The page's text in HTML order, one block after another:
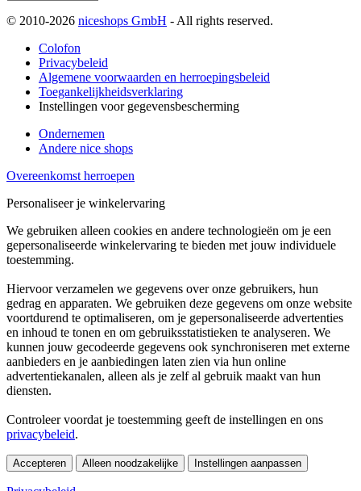
© 2010-2026 niceshops GmbH - All rights reserved.
Colofon
Privacybeleid
Algemene voorwaarden en herroepingsbeleid
Toegankelijkheidsverklaring
Instellingen voor gegevensbescherming
Ondernemen
Andere nice shops
Overeenkomst herroepen
Personaliseer je winkelervaring
We gebruiken alleen cookies en andere technologieën om je een
gepersonaliseerde winkelervaring te bieden met jouw individuele
toestemming.
Hiervoor verzamelen we gegevens over onze gebruikers, hun
gedrag en apparaten. We gebruiken deze gegevens om onze website
voortdurend te optimaliseren, om je gepersonaliseerde advertenties
en inhoud te tonen en om gebruiksstatistieken te analyseren. We
kunnen jouw gecodeerde gegevens ook synchroniseren met externe
aanbieders en je aanbiedingen laten zien via hun online
advertentiekanalen, alleen als je zelf al gebruik maakt van hun
diensten.
Controleer voordat je toestemming geeft de instellingen en ons
privacybeleid.
Accepteren Alleen noodzakelijke Instellingen aanpassen